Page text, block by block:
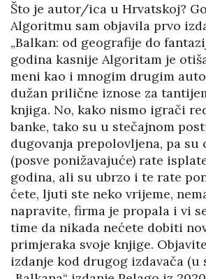
Što je autor/ica u Hrvatskoj?
Algoritmu sam objavila prvo
„Balkan: od geografije do
godina kasnije Algoritam je
meni kao i mnogim drugim
dužan prilične iznose za
knjiga. No, kako nismo igrači
banke, tako su u stečajnom
dugovanja prepolovljena, pa su
(posve ponižavajuće) rate
godina, ali su ubrzo i te rate
ćete, ljuti ste neko vrijeme,
napravite, firma je propala i vi
time da nikada nećete dobiti
primjeraka svoje knjige.
izdanje kod drugog izdavača (u